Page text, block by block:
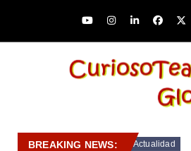
BREAKING NEWS: Actualidad